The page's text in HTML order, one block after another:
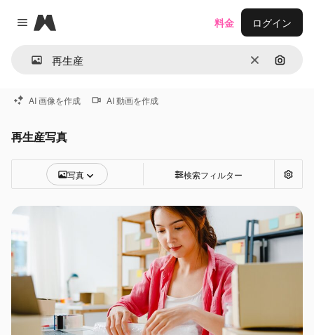
Close menu
Magnific
消去 画像で
料金 ログイン
AI 画像を作成 AI 動画を作成
再生産写真
写真 検索フィルター